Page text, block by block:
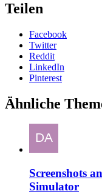
Teilen
Facebook
Twitter
Reddit
LinkedIn
Pinterest
Ähnliche
Screenshots
Simulator